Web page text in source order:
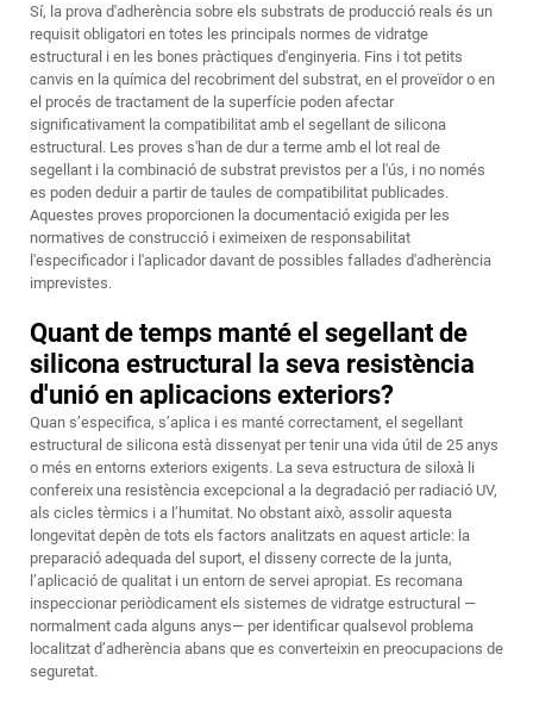
Sí, la prova d'adherència sobre els substrats de producció reals és un
requisit obligatori en totes les principals normes de vidratge
estructural i en les bones pràctiques d'enginyeria. Fins i tot petits
canvis en la química del recobriment del substrat, en el proveïdor o en
el procés de tractament de la superfície poden afectar
significativament la compatibilitat amb el segellant de silicona
estructural. Les proves s'han de dur a terme amb el lot real de
segellant i la combinació de substrat previstos per a l'ús, i no només
es poden deduir a partir de taules de compatibilitat publicades.
Aquestes proves proporcionen la documentació exigida per les
normatives de construcció i eximeixen de responsabilitat
l'especificador i l'aplicador davant de possibles fallades d'adherència
imprevistes.
Quant de temps manté el segellant de
silicona estructural la seva resistència
d'unió en aplicacions exteriors?
Quan s’especifica, s’aplica i es manté correctament, el segellant
estructural de silicona està dissenyat per tenir una vida útil de 25 anys
o més en entorns exteriors exigents. La seva estructura de siloxà li
confereix una resistència excepcional a la degradació per radiació UV,
als cicles tèrmics i a l’humitat. No obstant això, assolir aquesta
longevitat depèn de tots els factors analitzats en aquest article: la
preparació adequada del suport, el disseny correcte de la junta,
l’aplicació de qualitat i un entorn de servei apropiat. Es recomana
inspeccionar periòdicament els sistemes de vidratge estructural —
normalment cada alguns anys— per identificar qualsevol problema
localitzat d’adherència abans que es converteixin en preocupacions de
seguretat.